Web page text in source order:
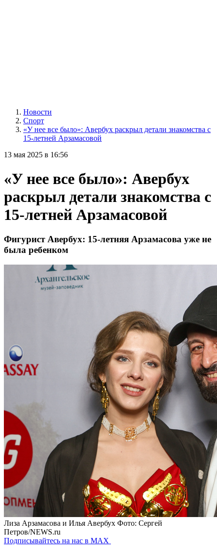
Новости
Спорт
«У нее все было»: Авербух раскрыл детали знакомства с
15-летней Арзамасовой
13 мая 2025 в 16:56
«У нее все было»: Авербух
раскрыл детали знакомства с
15-летней Арзамасовой
Фигурист Авербух: 15-летняя Арзамасова уже не
была ребенком
Лиза Арзамасова и Илья Авербух Фото: Сергей
Петров/NEWS.ru
Подписывайтесь на нас в MAX